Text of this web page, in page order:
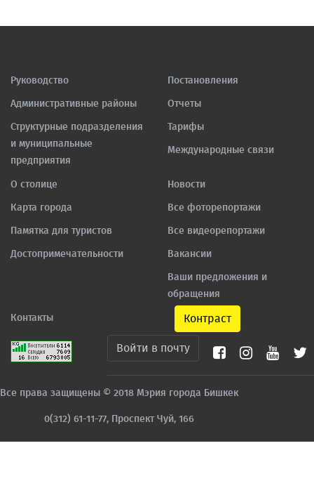
Руководство
Административные районы
Структурные подразделения
и муниципальные
предприятия
Постановления
Отчеты
Тарифы
Международные связи
О столице
Карта города
Памятка для туристов
Достопримечательности
Новости
Все фоторепортажи
Все видеорепортажи
Вакансии
Ваши предложения и
обращения
Контакты Контраст
Войти в почту
Все права защищены © 2018 Мэрия города Бишкек
0(312) 61-11-77, Проспект Чуй, 166